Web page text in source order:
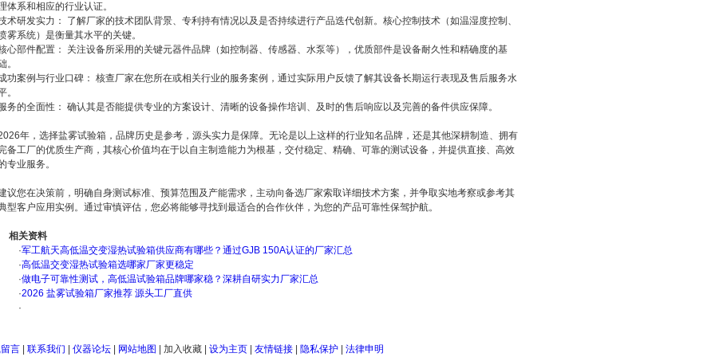
体系和相应的行业认证。
术研发实力： 了解厂家的技术团队背景、专利持有情况以及是否持续进行产品迭代创新。核心控制技术（如温湿度控制、
雾系统）是衡量其水平的关键。
心部件配置： 关注设备所采用的关键元器件品牌（如控制器、传感器、水泵等），优质部件是设备耐久性和精确度的基
。
功案例与行业口碑： 核查厂家在您所在或相关行业的服务案例，通过实际用户反馈了解其设备长期运行表现及售后服务水
。
务的全面性： 确认其是否能提供专业的方案设计、清晰的设备操作培训、及时的售后响应以及完善的备件供应保障。
年，选择盐雾试验箱，品牌历史是参考，源头实力是保障。无论是以上这样的行业知名品牌，还是其他深耕制造、拥有
备工厂的优质生产商，其核心价值均在于以自主制造能力为根基，交付稳定、精确、可靠的测试设备，并提供直接、高效
专业服务。
议您在决策前，明确自身测试标准、预算范围及产能需求，主动向备选厂家索取详细技术方案，并争取实地考察或参考其
型客户应用实例。通过审慎评估，您必将能够寻找到最适合的合作伙伴，为您的产品可靠性保驾护航。
相关资料
·军工航天高低温交变湿热试验箱供应商有哪些？通过GJB 150A认证的厂家汇总
·高低温交变湿热试验箱选哪家厂家更稳定
·做电子可靠性测试，高低温试验箱品牌哪家稳？深耕自研实力厂家汇总
·2026 盐雾试验箱厂家推荐 源头工厂直供
·
言| 联系我们 仪器论坛| 网站地图 加入收藏| 设为主页| 友情链接| 隐私保护| 法律申明